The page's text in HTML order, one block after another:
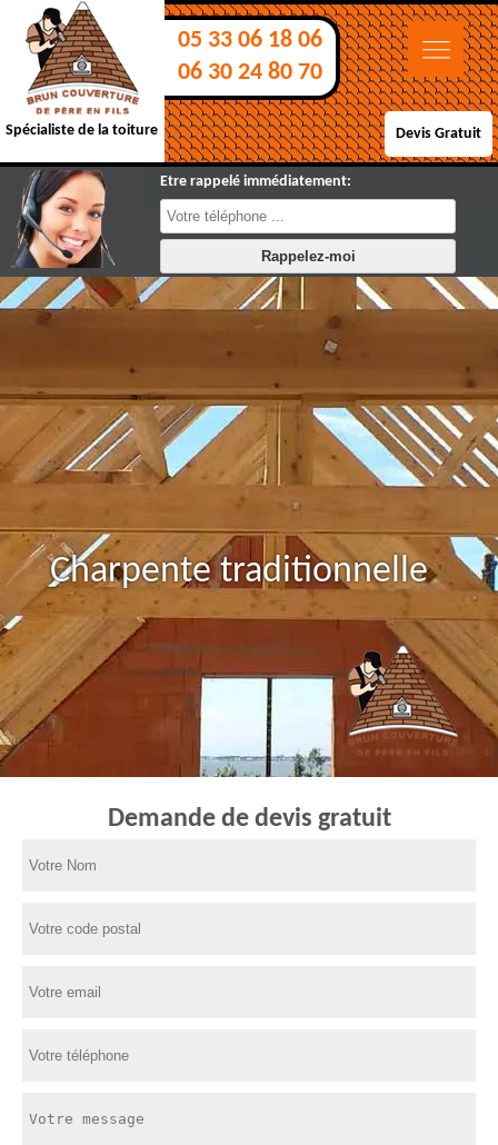
Spécialiste de la toiture
05 33 06 18 06
06 30 24 80 70
Devis Gratuit
Etre rappelé immédiatement:
Charpente traditionnelle
Demande de devis gratuit